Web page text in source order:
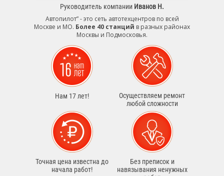
Руководитель компании Иванов Н.
Автопилот” - это сеть автотехцентров по всей
Москве и МО. Более 40 станций в разных районах
Москвы и Подмосковья.
Нам 17 лет!
Осуществляем ремонт
любой сложности
Точная цена известна до
начала работ!
Без преписок и
навязывания ненужных